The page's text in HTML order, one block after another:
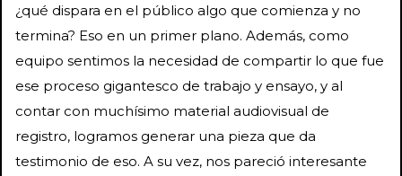
¿qué dispara en el público algo que comienza y no
termina? Eso en un primer plano. Además, como
equipo sentimos la necesidad de compartir lo que fue
ese proceso gigantesco de trabajo y ensayo, y al
contar con muchísimo material audiovisual de
registro, logramos generar una pieza que da
testimonio de eso. A su vez, nos pareció interesante